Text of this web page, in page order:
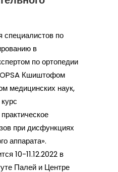
по
в
по ортопедии
Кшиштофом
медицинских наук,
при дисфункциях
аппарата».
10-11.12.2022 в
Палей и Центре